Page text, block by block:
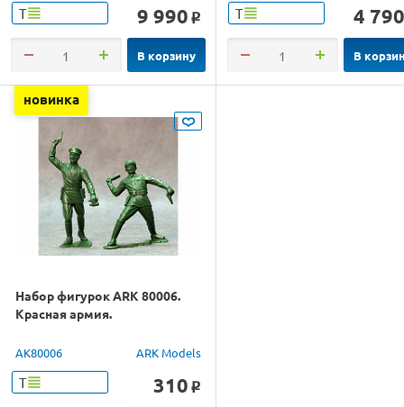
Т 9 990 o
В корзину
Т 4 790
В
новинка
Набор фигурок ARK 80006.
Красная армия.
AK80006 ARK Models
Т 310 o